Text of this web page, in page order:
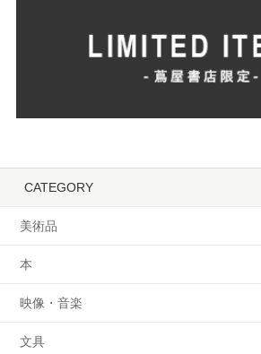
CATEGORY
美術品
本
映像・音楽
文具